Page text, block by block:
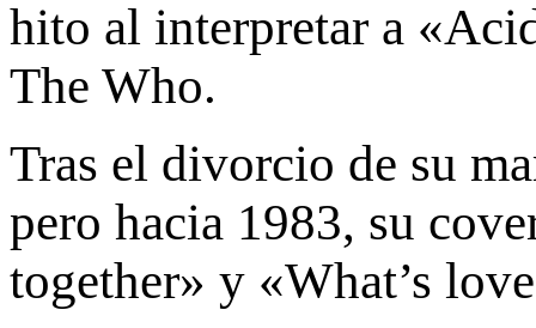
hito al interpretar a
The Who.
Tras el divorcio de su
pero hacia 1983, su
together» y «What’s